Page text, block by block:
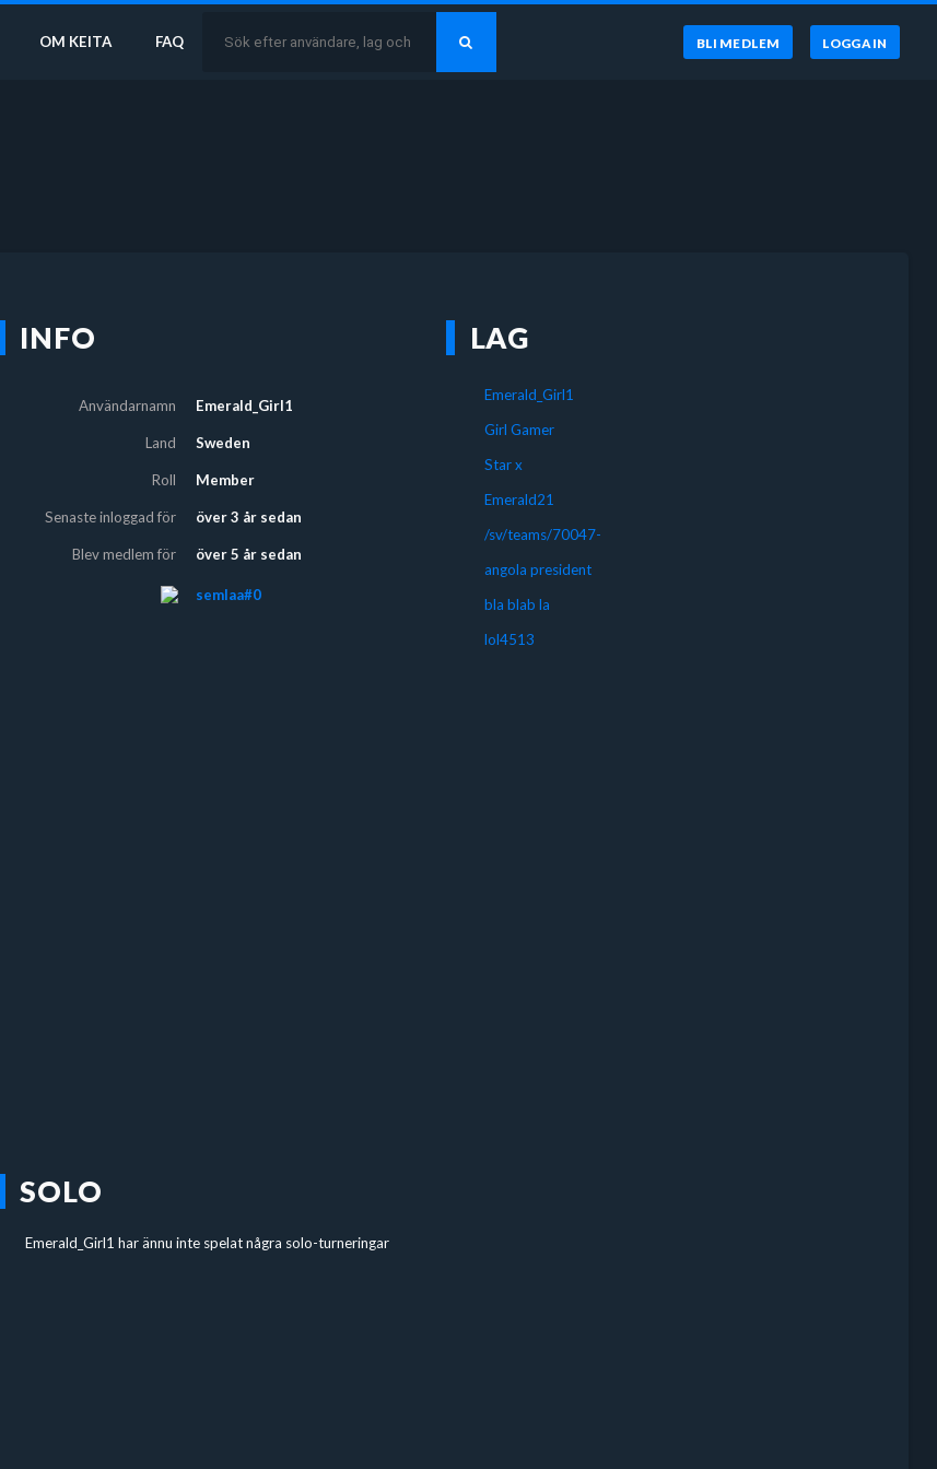
OM KEITA FAQ BLI MEDLEM LOGGA IN
INFO
Användarnamn Emerald_Girl1
Land Sweden
Roll Member
Senaste inloggad för över 3 år sedan
Blev medlem för över 5 år sedan
semlaa#0
LAG
Emerald_Girl1
Girl Gamer
Star x
Emerald21
/sv/teams/70047-
angola president
bla blab la
lol4513
SOLO
Emerald_Girl1 har ännu inte spelat några solo-turneringar